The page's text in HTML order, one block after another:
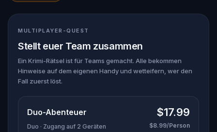
theatralischen
aufgefunden. Jetzt liegt es an dir, die Wahrheit
herauszufinden.
Geisterführer mit dem Gespür für Dramatik?
Oder versteckt sich jemand anderes in den
Schatten?
🔎 Sammle Hinweise, verhöre Verdächtige und
bereit, um alle wichtigen Beweise zu notieren.
MULTIPLAYER-QUEST
Stellt euer Team zusammen
Ein Krimi-Rätsel ist für Teams gemacht. Alle bekommen
Hinweise auf dem eigenen Handy und wetteifern, wer den
Fall zuerst löst.
Duo-Abenteuer
Duo · Zugang auf 2 Geräten
$17.99
$8.99/Person